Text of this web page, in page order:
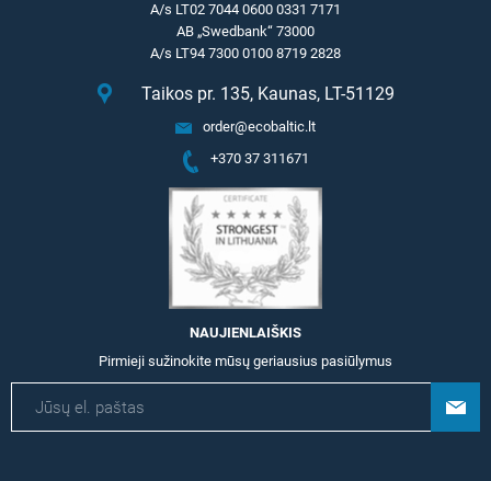
A/s LT02 7044 0600 0331 7171
AB „Swedbank“ 73000
A/s LT94 7300 0100 8719 2828
Taikos pr. 135, Kaunas, LT-51129
order@ecobaltic.lt
+370 37 311671
NAUJIENLAIŠKIS
Pirmieji sužinokite mūsų geriausius pasiūlymus